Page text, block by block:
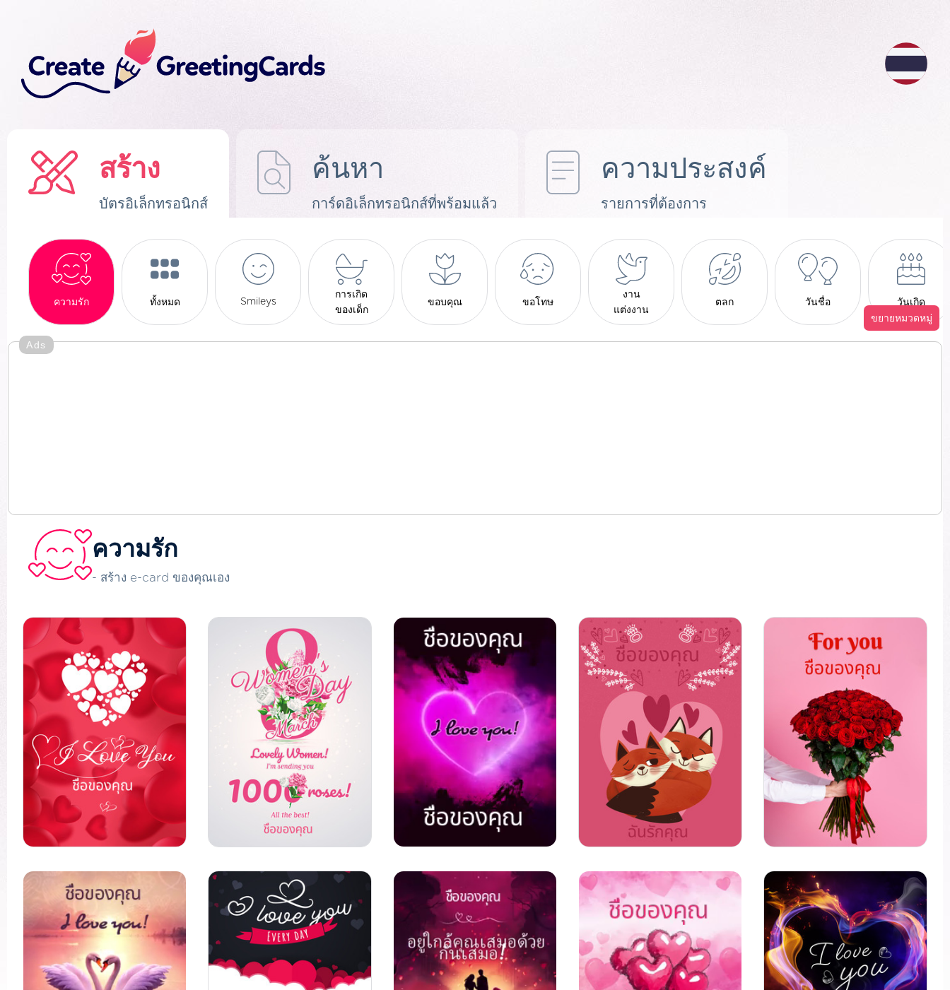
สร้าง
บัตรอิเล็กทรอนิกส์
ค้นหา
การ์ดอิเล็กทรอนิกส์ที่พร้อมแล้ว
ความประสงค์
รายการที่ต้องการ
ความรัก ทั้งหมด Smileys
การเกิด
ของเด็ก
ขอบคุณ ขอโทษ
งาน
แต่งงาน
ตลก วันชื่อ
วันเกิด
ขยายหมวดหมู่
Ads
ความรัก
- สร้าง e-card ของคุณเอง